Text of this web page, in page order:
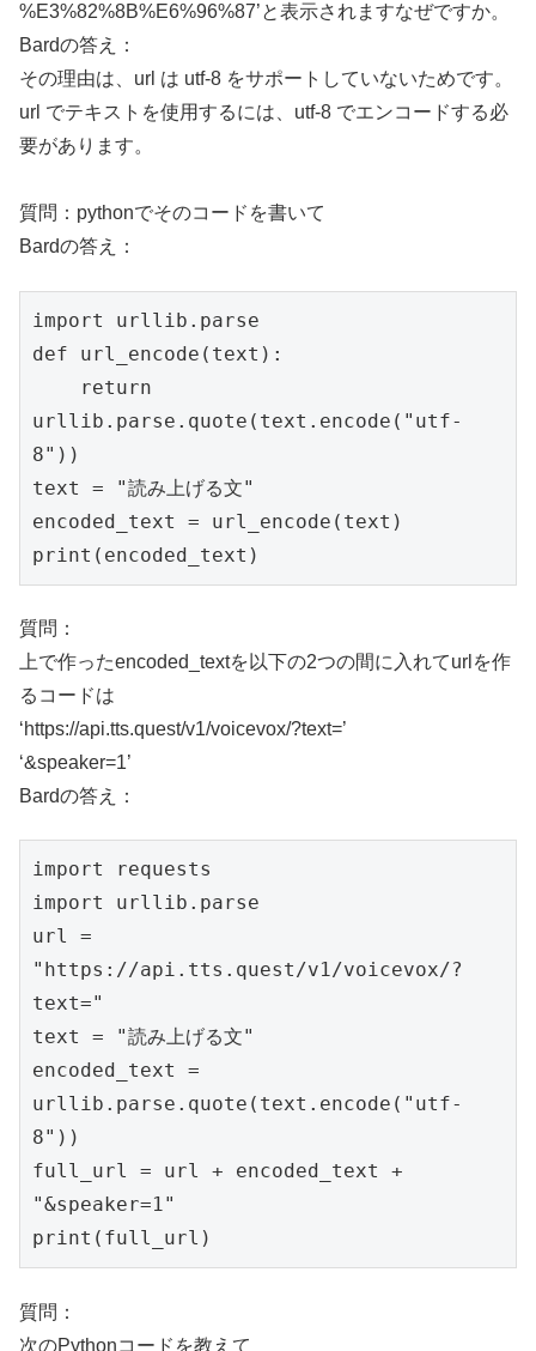
%E3%82%8B%E6%96%87’と表示されますなぜですか。
Bardの答え：
その理由は、url は utf-8 をサポートしていないためです。
url でテキストを使用するには、utf-8 でエンコードする必
要があります。
質問：pythonでそのコードを書いて
Bardの答え：
import urllib.parse
def url_encode(text):
urllib.parse.quote(text.encode("utf-
8"))
text = "読み上げる文"
encoded_text = url_encode(text)
print(encoded_text)
質問：
上で作ったencoded_textを以下の2つの間に入れてurlを作
るコードは
‘https://api.tts.quest/v1/voicevox/?text=’
‘&speaker=1’
Bardの答え：
import requests
import urllib.parse
url =
"https://api.tts.quest/v1/voicevox/?
text="
text = "読み上げる文"
encoded_text =
urllib.parse.quote(text.encode("utf-
8"))
full_url = url + encoded_text +
"&speaker=1"
print(full_url)
質問：
次のPythonコードを教えて